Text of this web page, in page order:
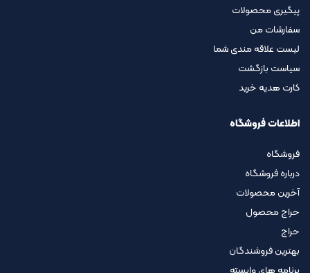
پیگیری محصولات
سفارشات من
لیست علاقه مندی شما
سیاست بازگشت
کارت هدیه خرید
اطلاعات فروشگاه
فروشگاه
درباره فروشگاه
آخرین محصولات
حراج محصول
حراج
بهترین فروشندگان